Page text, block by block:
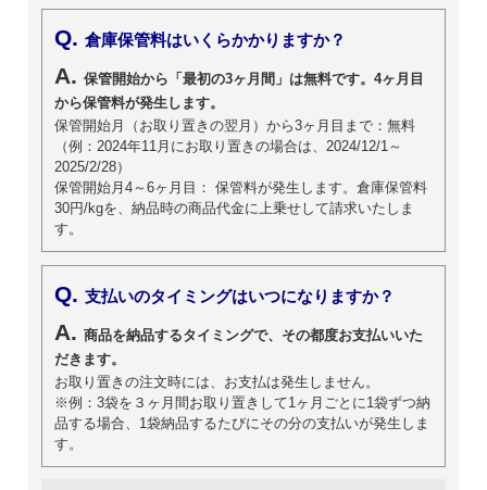
Q.倉庫保管料はいくらかかりますか？
A.保管開始から「最初の3ヶ月間」は無料です。4ヶ月目
から保管料が発生します。
保管開始月（お取り置きの翌月）から3ヶ月目まで：無料
（例：2024年11月にお取り置きの場合は、2024/12/1～
2025/2/28）
保管開始月4～6ヶ月目： 保管料が発生します。倉庫保管料
30円/kgを、納品時の商品代金に上乗せして請求いたしま
す。
Q.支払いのタイミングはいつになりますか？
A.商品を納品するタイミングで、その都度お支払いいた
だきます。
お取り置きの注文時には、お支払は発生しません。
※例：3袋を３ヶ月間お取り置きして1ヶ月ごとに1袋ずつ納
品する場合、1袋納品するたびにその分の支払いが発生しま
す。